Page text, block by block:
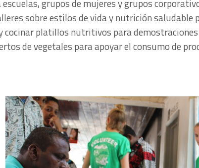
escuelas, grupos de mujeres y grupos
sobre estilos de vida y nutrición saludable
cocinar platillos nutritivos para demostraciones
de vegetales para apoyar el consumo de